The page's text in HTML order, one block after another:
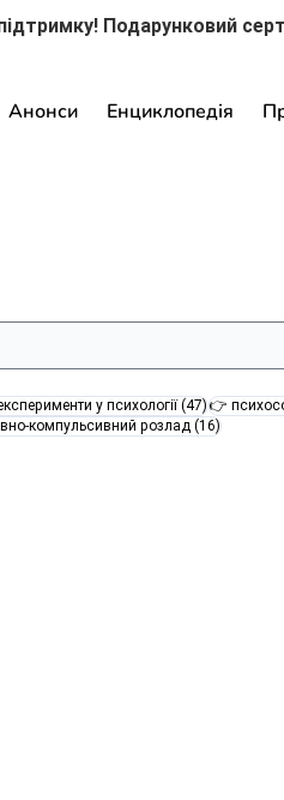
Анонси Енциклопедія
у психології (47)47 постів
👉
компульсивний розлад (16)16 постів